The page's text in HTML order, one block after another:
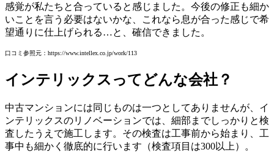
感覚が私たちと合っていると感じました。今後の修正も細か
いことを言う必要はないかな、これなら息が合った感じで希
望通りに仕上げられる…と、確信できました。
口コミ参照元：https://www.intellex.co.jp/work/113
インテリックスってどんな会社？
中古マンションには同じものは一つとしてありませんが、イ
ンテリックスのリノベーションでは、細部までしっかりと検
査したうえで施工します。その検査は工事前から始まり、工
事中も細かく徹底的に行います（検査項目は300以上）。